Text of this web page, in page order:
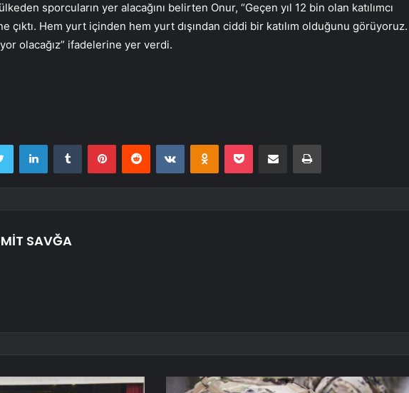
sporcuların yer alacağını belirten Onur, “Geçen yıl 12 bin olan katılımcı
çıktı. Hem yurt içinden hem yurt dışından ciddi bir katılım olduğunu görüyoruz.
olacağız” ifadelerine yer verdi.
Twitter LinkedInTumblr PinterestReddit VKontakteOdnoklassniki
Pocket E-Posta ile paylaş Yazdır
SAVĞA